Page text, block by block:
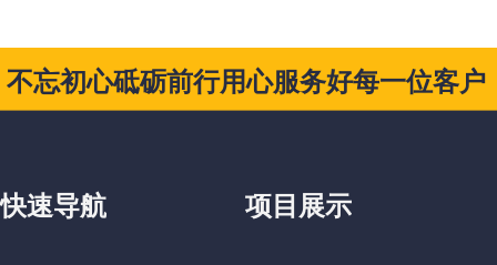
快速导航 项目展示
不忘初心砥砺前行用心服务好每一位客户